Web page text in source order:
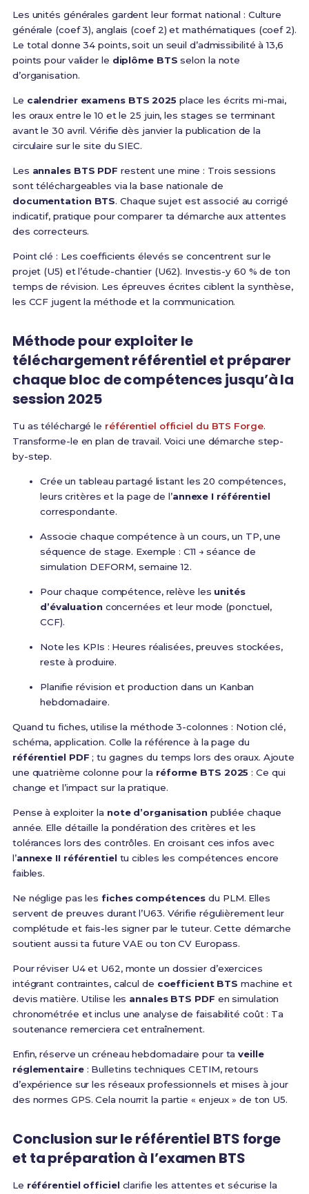
Les unités générales gardent leur format national : Culture
générale (coef 3), anglais (coef 2) et mathématiques (coef 2).
Le total donne 34 points, soit un seuil d’admissibilité à 13,6
points pour valider le diplôme BTS selon la note
d’organisation.
Le calendrier examens BTS 2025 place les écrits mi-mai,
les oraux entre le 10 et le 25 juin, les stages se terminant
avant le 30 avril. Vérifie dès janvier la publication de la
circulaire sur le site du SIEC.
Les annales BTS PDF restent une mine : Trois sessions
sont téléchargeables via la base nationale de
documentation BTS. Chaque sujet est associé au corrigé
indicatif, pratique pour comparer ta démarche aux attentes
des correcteurs.
Point clé : Les coefficients élevés se concentrent sur le
projet (U5) et l’étude-chantier (U62). Investis-y 60 % de ton
temps de révision. Les épreuves écrites ciblent la synthèse,
les CCF jugent la méthode et la communication.
Méthode pour exploiter le
téléchargement référentiel et préparer
chaque bloc de compétences jusqu’à la
session 2025
Tu as téléchargé le référentiel officiel du BTS Forge.
Transforme-le en plan de travail. Voici une démarche step-
by-step.
Crée un tableau partagé listant les 20 compétences,
leurs critères et la page de l’annexe I référentiel
correspondante.
Associe chaque compétence à un cours, un TP, une
séquence de stage. Exemple : C11 → séance de
simulation DEFORM, semaine 12.
Pour chaque compétence, relève les unités
d’évaluationconcernées et leur mode (ponctuel,
CCF).
Note les KPIs : Heures réalisées, preuves stockées,
reste à produire.
Planifie révision et production dans un Kanban
hebdomadaire.
Quand tu fiches, utilise la méthode 3-colonnes : Notion clé,
schéma, application. Colle la référence à la page du
référentiel PDF ; tu gagnes du temps lors des oraux. Ajoute
une quatrième colonne pour la réforme BTS 2025 : Ce qui
change et l’impact sur la pratique.
Pense à exploiter la note d’organisationpubliée chaque
année. Elle détaille la pondération des critères et les
tolérances lors des contrôles. En croisant ces infos avec
l’annexe II référentieltu cibles les compétences encore
faibles.
Ne néglige pas lesfiches compétences du PLM. Elles
servent de preuves durant l’U63. Vérifie régulièrement leur
complétude et fais-les signer par le tuteur. Cette démarche
soutient aussi ta future VAE ou ton CV Europass.
Pour réviser U4 et U62, monte un dossier d’exercices
intégrant contraintes, calcul de coefficient BTS machine et
devis matière. Utilise les annales BTS PDF en simulation
chronométrée et inclus une analyse de faisabilité coût : Ta
soutenance remerciera cet entraînement.
Enfin, réserve un créneau hebdomadaire pour taveille
réglementaire: Bulletins techniques CETIM, retours
d’expérience sur les réseaux professionnels et mises à jour
des normes GPS. Cela nourrit la partie « enjeux » de ton U5.
Conclusion sur le référentiel BTS forge
et ta préparation à l’examen BTS
Le référentiel officielclarifie les attentes et sécurise la